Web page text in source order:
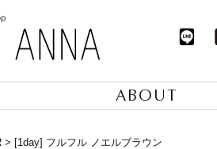
ABOUT
[1day] フルフル ノエルブラウン